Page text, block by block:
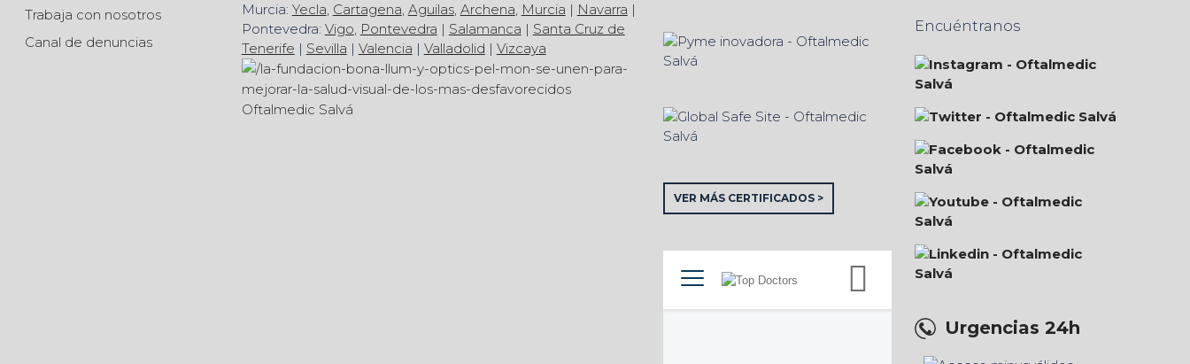
Trabaja con nosotros
Canal de denuncias
Murcia: Yecla, Cartagena, Aguilas, Archena, Murcia | Navarra |
Pontevedra: Vigo, Pontevedra | Salamanca | Santa Cruz de
Tenerife | Sevilla | Valencia | Valladolid | Vizcaya
VER MÁS CERTIFICADOS >
Encuéntranos
Urgencias 24h